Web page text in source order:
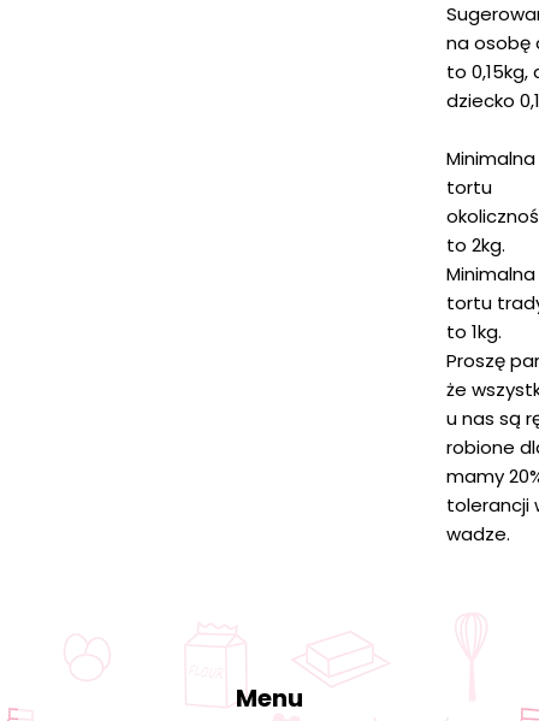
na osobę
to 0,15kg,
dziecko
tortu
to 2kg.
tortu
to 1kg.
Proszę
że
u nas są
robione
mamy
tolerancji
wadze.
Menu